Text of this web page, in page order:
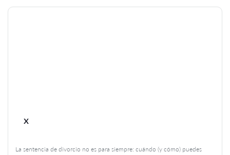
x
La sentencia de divorcio no es para siempre: cuándo (y cómo) puedes